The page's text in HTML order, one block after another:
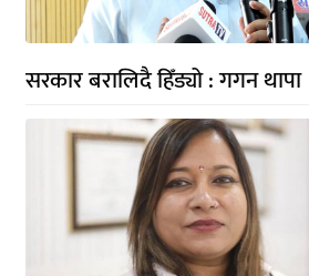
सरकार बरालिदै हिँड्यो : गगन थापा